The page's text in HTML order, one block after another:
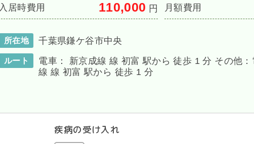
入居時費用 110,000 円 月額費用
所在地 千葉県鎌ケ谷市中央
ルート
電車： 新京成線 線 初富 駅から 徒歩 1 分 その他
線 線 初富 駅から 徒歩 1 分
疾病の受け入れ